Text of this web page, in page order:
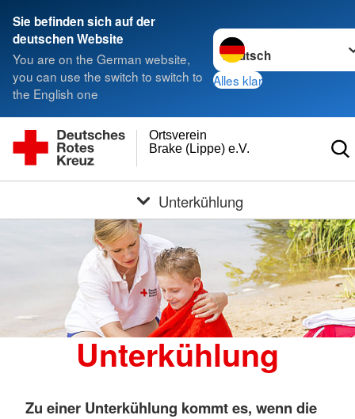
Sie befinden sich auf der
deutschen Website
You are on the German website,
you can use the switch to switch to
the English one
Sprache wechseln zu
Alles klar
Brake (Lippe) e.V.
Ortsverein
Unterkühlung
Unterkühlung
Zu einer Unterkühlung kommt es, wenn die